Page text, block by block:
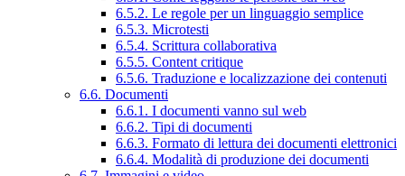
6.5.2. Le regole per un linguaggio semplice
6.5.3. Microtesti
6.5.4. Scrittura collaborativa
6.5.5. Content critique
6.5.6. Traduzione e localizzazione dei contenuti
6.6. Documenti
6.6.1. I documenti vanno sul web
6.6.2. Tipi di documenti
6.6.3. Formato di lettura dei documenti elettronici
6.6.4. Modalità di produzione dei documenti